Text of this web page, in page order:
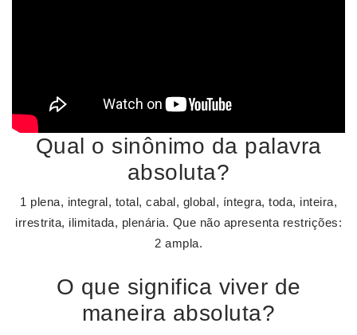
Qual o sinônimo da palavra
absoluta?
1 plena, integral, total, cabal, global, íntegra, toda, inteira,
irrestrita, ilimitada, plenária. Que não apresenta restrições:
2 ampla.
O que significa viver de
maneira absoluta?